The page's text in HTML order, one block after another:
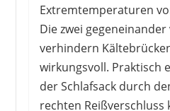
Extremtemperaturen
Die zwei
verhindern
wirkungsvoll. Praktisch
der Schlafsack durch
rechten Reißverschluss